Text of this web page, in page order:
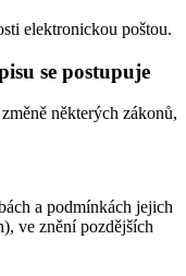
elektronickou poštou.
se postupuje
některých zákonů,
a podmínkách jejich
ve znění pozdějších